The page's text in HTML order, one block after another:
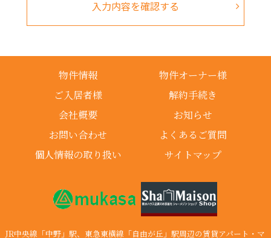
物件情報
物件オーナー様
ご入居者様
解約手続き
会社概要
お知らせ
お問い合わせ
よくあるご質問
個人情報の取り扱い
サイトマップ
JR中央線「中野」駅、東急東横線「自由が丘」駅周辺の賃貸アパート・マ